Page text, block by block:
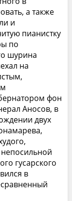
а также
и
пианистку
по
шурина
на
фон
Аносов, в
двух
гусарского
в